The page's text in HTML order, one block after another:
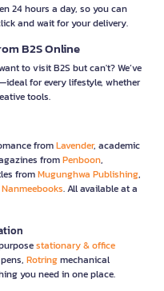
24 hours a day, so you can
and wait for your delivery.
B2S Online
to visit B2S but can't? We’ve
for every lifestyle, whether
tools.
fromLavender, academic
fromPenboon,
fromMugunghwa Publishing,
Nanmeebooks. All available at a
stationary & office
Rotringmechanical
you need in one place.